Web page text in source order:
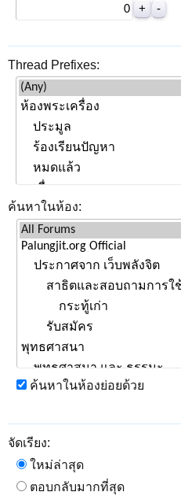
Thread Prefixes:
ค้นหาในห้อง:
ค้นหาในห้องย่อยด้วย
จัดเรียง:
ใหม่ล่าสุด
ตอบกลับมากที่สุด